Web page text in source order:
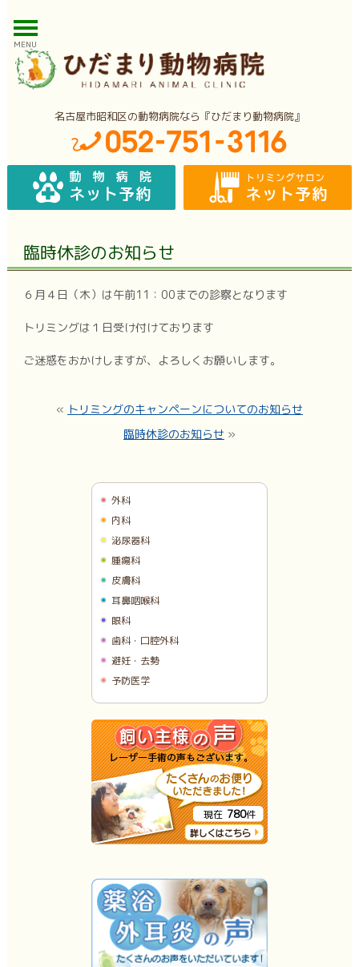
MENU
名古屋市昭和区の動物病院なら『ひだまり動物病院』
臨時休診のお知らせ
６月４日（木）は午前11：00までの診察となります
トリミングは１日受け付けております
ご迷惑をおかけしますが、よろしくお願いします。
« トリミングのキャンペーンについてのお知らせ
臨時休診のお知らせ »
外科
内科
泌尿器科
腫瘍科
皮膚科
耳鼻咽喉科
眼科
歯科・口腔外科
避妊・去勢
予防医学
現在 780件